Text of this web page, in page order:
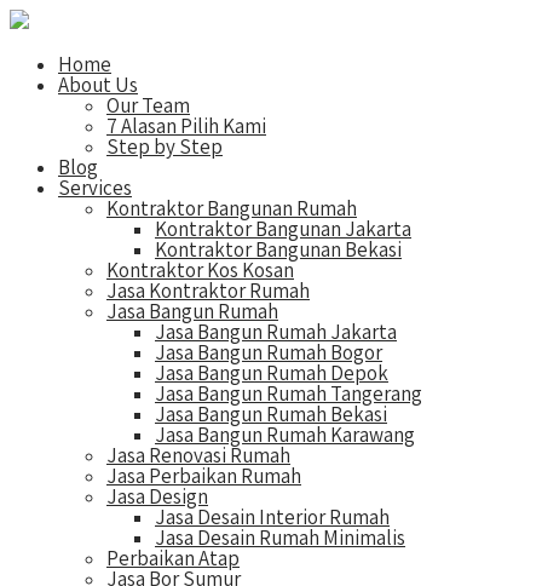
Home
About Us
Our Team
7 Alasan Pilih Kami
Step by Step
Blog
Services
Kontraktor Bangunan Rumah
Kontraktor Bangunan Jakarta
Kontraktor Bangunan Bekasi
Kontraktor Kos Kosan
Jasa Kontraktor Rumah
Jasa Bangun Rumah
Jasa Bangun Rumah Jakarta
Jasa Bangun Rumah Bogor
Jasa Bangun Rumah Depok
Jasa Bangun Rumah Tangerang
Jasa Bangun Rumah Bekasi
Jasa Bangun Rumah Karawang
Jasa Renovasi Rumah
Jasa Perbaikan Rumah
Jasa Design
Jasa Desain Interior Rumah
Jasa Desain Rumah Minimalis
Perbaikan Atap
Jasa Bor Sumur